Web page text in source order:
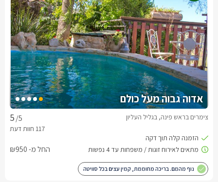
אדוה גבוה מעל כולם
/5 צימרים בראש פינה, בגליל העליון
החל מ- ₪950
נוף מהמם. בריכה מחוממת, קמין עצים בכל סוויטה